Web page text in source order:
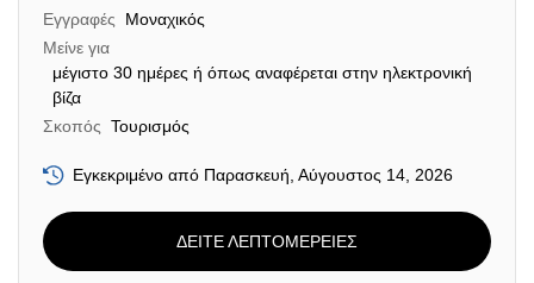
Εγγραφές
Μοναχικός
Μείνε για
μέγιστο 30 ημέρες ή όπως αναφέρεται στην ηλεκτρονική
βίζα
Σκοπός Τουρισμός
Εγκεκριμένο από Παρασκευή, Αύγουστος 14, 2026
ΔΕΙΤΕ ΛΕΠΤΟΜΕΡΕΙΕΣ